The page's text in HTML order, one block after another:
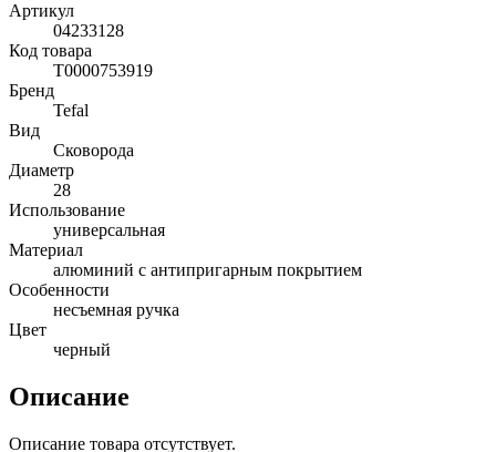
Артикул
04233128
Код товара
Т0000753919
Бренд
Tefal
Вид
Сковорода
Диаметр
28
Использование
универсальная
Материал
алюминий с антипригарным покрытием
Особенности
несъемная ручка
Цвет
черный
Описание
Описание товара отсутствует.